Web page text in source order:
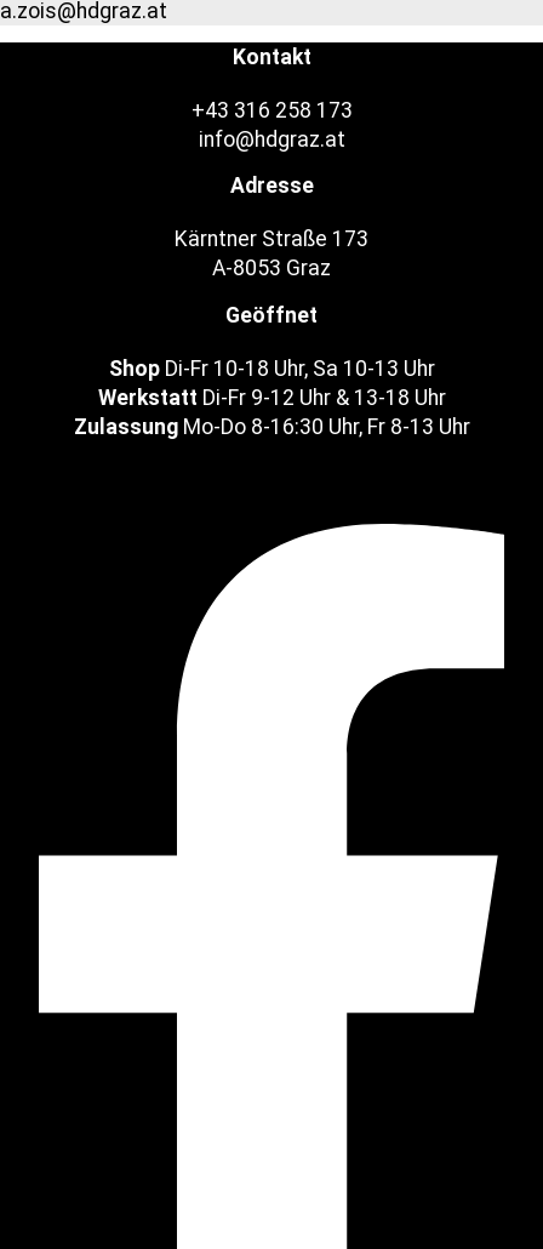
a.zois@hdgraz.at
Kontakt
+43 316 258 173
info@hdgraz.at
Adresse
Kärntner Straße 173
A-8053 Graz
Geöffnet
ShopDi-Fr 10-18 Uhr, Sa 10-13 Uhr
Werkstatt Di-Fr 9-12 Uhr & 13-18 Uhr
ZulassungMo-Do 8-16:30 Uhr, Fr 8-13 Uhr